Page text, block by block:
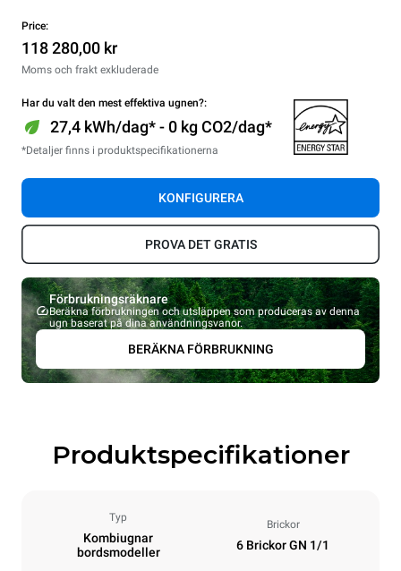
Price:
118 280,00 kr
Moms och frakt exkluderade
Har du valt den mest effektiva ugnen?:
27,4 kWh/dag* - 0 kg CO2/dag*
*Detaljer finns i produktspecifikationerna
KONFIGURERA
PROVA DET GRATIS
Förbrukningsräknare
Beräkna förbrukningen och utsläppen som produceras av denna
ugn baserat på dina användningsvanor.
BERÄKNA FÖRBRUKNING
Produktspecifikationer
Typ
Kombiugnar
bordsmodeller
Brickor
6 Brickor GN 1/1